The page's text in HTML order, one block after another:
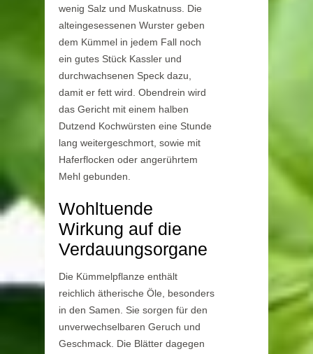
wenig Salz und Muskatnuss. Die
alteingesessenen Wurster geben
dem Kümmel in jedem Fall noch
ein gutes Stück Kassler und
durchwachsenen Speck dazu,
damit er fett wird. Obendrein wird
das Gericht mit einem halben
Dutzend Kochwürsten eine Stunde
lang weitergeschmort, sowie mit
Haferflocken oder angerührtem
Mehl gebunden.
Wohltuende
Wirkung auf die
Verdauungsorgane
Die Kümmelpflanze enthält
reichlich ätherische Öle, besonders
in den Samen. Sie sorgen für den
unverwechselbaren Geruch und
Geschmack. Die Blätter dagegen